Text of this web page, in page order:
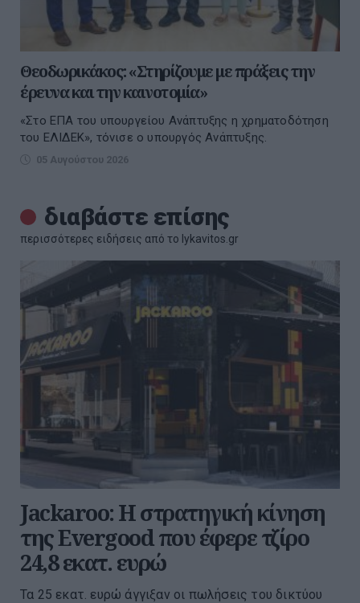
Θεοδωρικάκος: «Στηρίζουμε με πράξεις την
έρευνα και την καινοτομία»
«Στο ΕΠΑ του υπουργείου Ανάπτυξης η χρηματοδότηση
του ΕΛΙΔΕΚ», τόνισε ο υπουργός Ανάπτυξης.
05 Αυγούστου 2026
διαβάστε επίσης
περισσότερες ειδήσεις από το lykavitos.gr
Jackaroo: Η στρατηγική κίνηση
της Evergood που έφερε τζίρο
24,8 εκατ. ευρώ
Τα 25 εκατ. ευρώ άγγιξαν οι πωλήσεις του δικτύου